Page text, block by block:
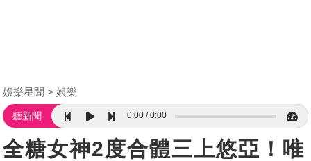
娛樂星聞 娛樂
聽新聞 0:00 0:00
全糖女神2度合體三上悠亞！唯